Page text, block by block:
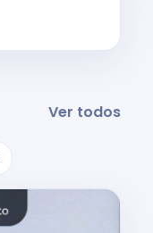
Ver todos